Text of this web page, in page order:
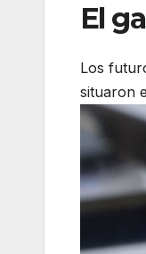
El
Los
situaron